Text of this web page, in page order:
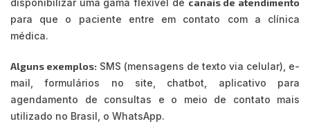
para que o paciente entre em contato com a clínica
médica.
Alguns exemplos: SMS (mensagens de texto via celular), e-
mail, formulários no site, chatbot, aplicativo para
agendamento de consultas e o meio de contato mais
utilizado no Brasil, o WhatsApp.